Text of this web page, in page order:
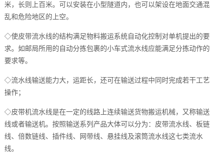
米，长则上百米。可以安装在小型隧道内，也可以架设在地面交通混
乱和危险地区的上空。
◇使皮带流水线的结构满足物料搬运系统自动化控制对单机提出的要
求。如邮局所用的自动分拣包裹的小车式流水线应能满足分拣动作的
要求等。
◇流水线输送能力大，运距长，还可在输送过程中同时完成若干工艺
操作；
◇皮带机流水线是在一定的线路上连续输送货物搬运机械，又称输送
线或者输送机。按照输送系列产品大体可以分为：皮带流水线、板链
线、倍数链线、插件线、网带线、悬挂线及滚筒流水线这七类流水
线。